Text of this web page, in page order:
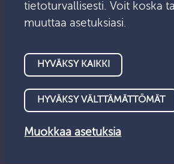
Sähköposti:
info@valvontalautakunta.fi
tietoturvallisesti. Voit koska
muuttaa asetuksiasi.
HYVÄKSY VÄLTTÄMÄTTÖMÄT
HYVÄKSY KAIKKI
Muokkaa asetuksia